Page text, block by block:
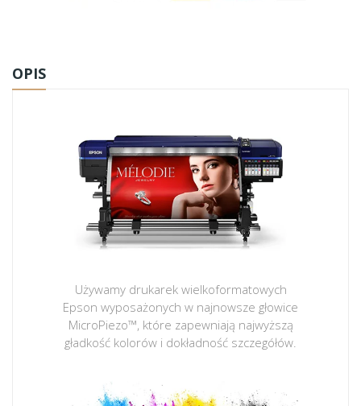
OPIS
Używamy drukarek wielkoformatowych
Epson wyposażonych w najnowsze głowice
MicroPiezo™, które zapewniają najwyższą
gładkość kolorów i dokładność szczegółów.